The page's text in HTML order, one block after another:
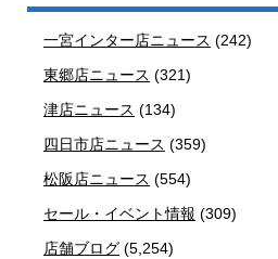
一宮インター店ニュース (242)
東郷店ニュース (321)
津店ニュース (134)
四日市店ニュース (359)
松阪店ニュース (554)
セール・イベント情報 (309)
店舗ブログ (5,254)